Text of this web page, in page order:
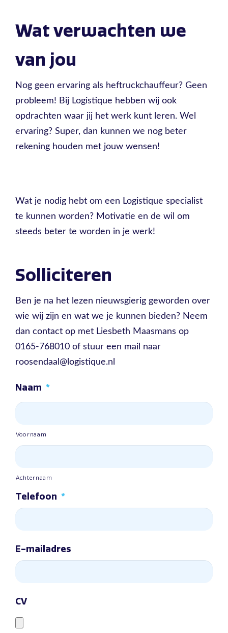
Wat verwachten we
van jou
Nog geen ervaring als heftruckchauffeur? Geen
probleem! Bij Logistique hebben wij ook
opdrachten waar jij het werk kunt leren. Wel
ervaring? Super, dan kunnen we nog beter
rekening houden met jouw wensen!
Wat je nodig hebt om een Logistique specialist
te kunnen worden? Motivatie en de wil om
steeds beter te worden in je werk!
Solliciteren
Ben je na het lezen nieuwsgierig geworden over
wie wij zijn en wat we je kunnen bieden? Neem
dan contact op met Liesbeth Maasmans op
0165-768010 of stuur een mail naar
roosendaal@logistique.nl
Naam *
Voornaam
Achternaam
Telefoon *
E-mailadres
CV